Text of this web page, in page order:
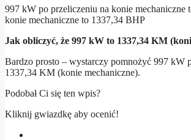
997 kW po przeliczeniu na konie
konie mechaniczne to 1337,34 BHP
Jak obliczyć, że 997 kW to 1337,34 KM
Bardzo prosto – wystarczy pomnożyć 997
1337,34 KM (konie mechaniczne).
Podobał Ci się ten wpis?
Kliknij gwiazdkę aby ocenić!